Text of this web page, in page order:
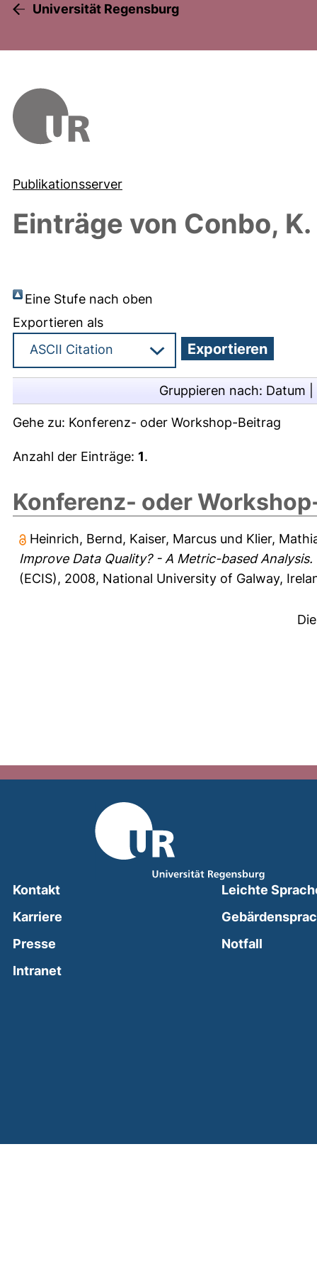
Universität Regensburg
Publikationsserver
Einträge von Conbo, K.
Eine Stufe nach oben
Exportieren als
Gruppieren nach: Datum
Gehe zu: Konferenz- oder Workshop-Beitrag
Anzahl der Einträge: 1.
Konferenz- oder
Heinrich, Bernd, Kaiser, Marcus und Klier,
Improve Data Quality? - A Metric-based Analysis.
(ECIS), 2008, National University of Galway,
Kontakt
Karriere
Presse
Intranet(external link, opens in a new window)
Leichte
Notfall